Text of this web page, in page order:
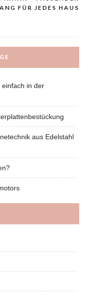
FÜR JEDES HAUS
einfach in der
aus Edelstahl